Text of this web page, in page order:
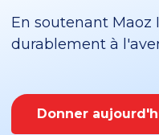
En soutenant Maoz
durablement à
Donner